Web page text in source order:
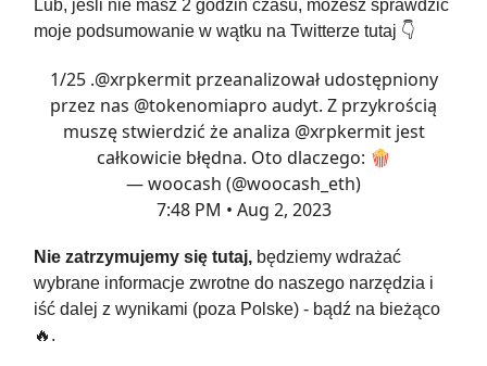
Lub, jeśli nie masz 2 godzin czasu, możesz sprawdzić
moje podsumowanie w wątku na Twitterze tutaj 👇️
1/25 .@xrpkermitprzeanalizował udostępniony
przez nas @tokenomiapro audyt. Z przykrością
muszę stwierdzić że analiza @xrpkermitjest
całkowicie błędna. Oto dlaczego: 🍿
— woocash (@woocash_eth)
7:48 PM • Aug 2, 2023
Nie zatrzymujemy się tutaj, będziemy wdrażać
wybrane informacje zwrotne do naszego narzędzia i
iść dalej z wynikami (poza Polske) - bądź na bieżąco
🔥.